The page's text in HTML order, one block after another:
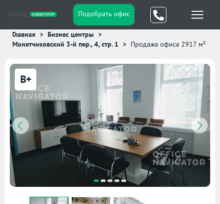
Подобрать офис
Главная
Бизнес центры
Монетчиковский 3-й пер., 4, стр. 1
Продажа офиса 2917 м²
B+